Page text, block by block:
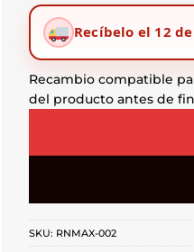
Recíbelo el 12
Recambio compatible
del producto antes de
SKU: RNMAX-002